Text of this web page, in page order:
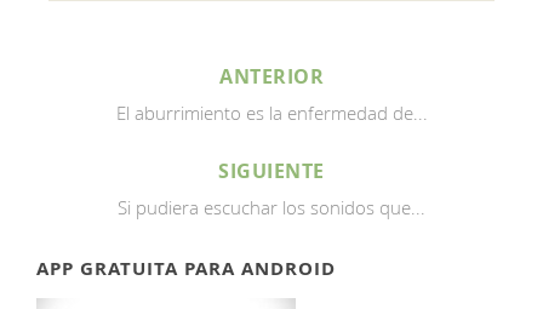
ANTERIOR
El aburrimiento es la enfermedad de...
SIGUIENTE
Si pudiera escuchar los sonidos que...
APP GRATUITA PARA ANDROID